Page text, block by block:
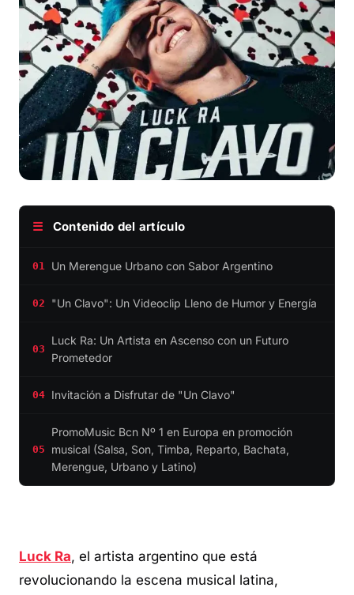
☰ Contenido del artículo
01 Un Merengue Urbano con Sabor Argentino
02 "Un Clavo": Un Videoclip Lleno de Humor y Energía
03
Luck Ra: Un Artista en Ascenso con un Futuro
Prometedor
04 Invitación a Disfrutar de "Un Clavo"
05
PromoMusic Bcn Nº 1 en Europa en promoción
musical (Salsa, Son, Timba, Reparto, Bachata,
Merengue, Urbano y Latino)
Luck Ra, el artista argentino que está
revolucionando la escena musical latina,